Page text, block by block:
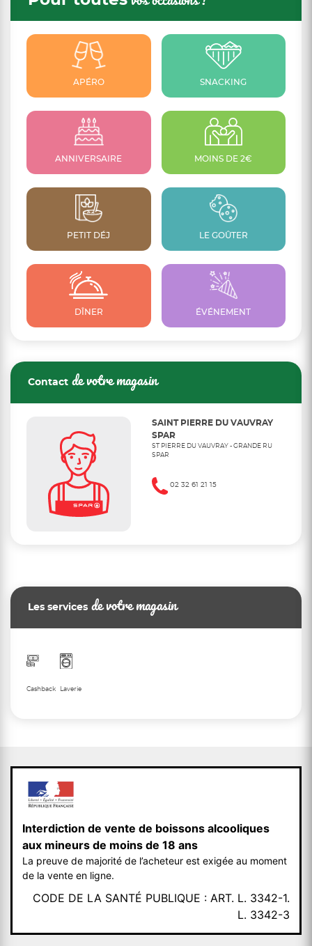
APÉRO SNACKING
ANNIVERSAIRE MOINS DE 2€
PETIT DÉJ LE GOÛTER
DÎNER ÉVÉNEMENT
Contact de votre magasin
SAINT PIERRE DU VAUVRAY
SPAR
ST PIERRE DU VAUVRAY - GRANDE RU
SPAR
02 32 61 21 15
Les services de votre magasin
Cashback Laverie
Interdiction de vente de boissons alcooliques
aux mineurs de moins de 18 ans
La preuve de majorité de l’acheteur est exigée au moment
de la vente en ligne.
CODE DE LA SANTÉ PUBLIQUE : ART. L. 3342-1.
L. 3342-3